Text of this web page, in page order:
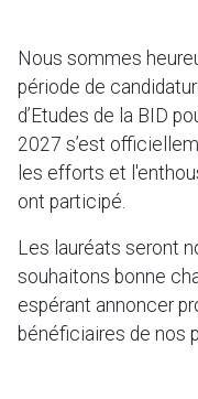
Nous sommes
période de
d’Etudes de la BID
2027 s’est
les efforts et
ont participé.
Les lauréats seront
souhaitons bonne
espérant annoncer
bénéficiaires de nos